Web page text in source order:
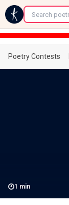
←
Poetry Contests
1 min